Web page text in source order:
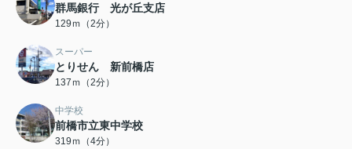
群馬銀行 光が丘支店
129ｍ（2分）
スーパー
とりせん 新前橋店
137ｍ（2分）
中学校
前橋市立東中学校
319ｍ（4分）